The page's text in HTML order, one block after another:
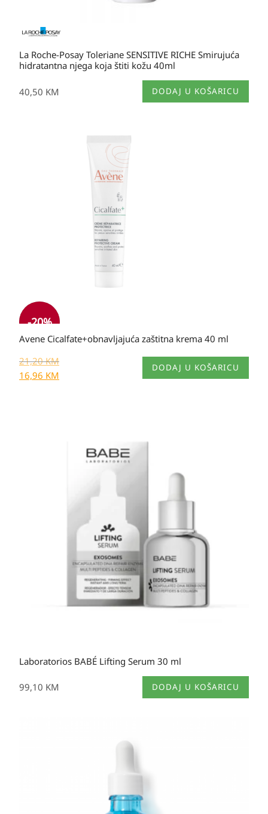
La Roche-Posay Toleriane SENSITIVE RICHE Smirujuća
hidratantna njega koja štiti kožu 40ml
40,50 KM DODAJ U KOŠARICU
-20%
Avene Cicalfate+obnavljajuća zaštitna krema 40 ml
21,20KM
16,96 KM
DODAJ U KOŠARICU
Laboratorios BABÉ Lifting Serum 30 ml
99,10 KM DODAJ U KOŠARICU